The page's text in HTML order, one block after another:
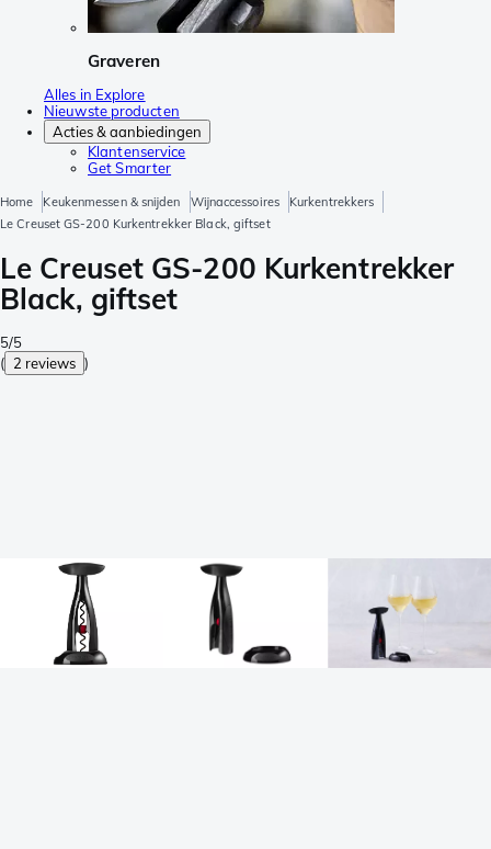
Graveren
Alles in Explore
Nieuwste producten
Acties & aanbiedingen
Klantenservice
Get Smarter
Home Keukenmessen & snijden Wijnaccessoires
Kurkentrekkers
Le Creuset GS-200 Kurkentrekker Black, giftset
Le Creuset GS-200 Kurkentrekker
Black, giftset
5/5
( 2 reviews )